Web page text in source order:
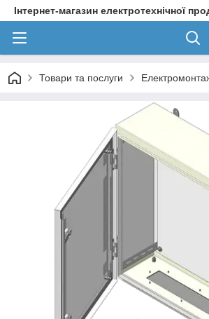
Інтернет-магазин електротехнічної
Товари та послуги